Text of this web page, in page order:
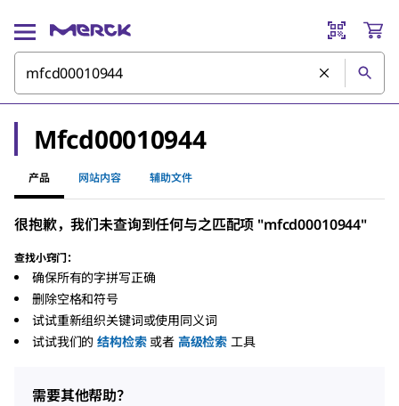
Mfcd00010944
产品 网站内容 辅助文件
很抱歉，我们未查询到任何与之匹配项 "mfcd00010944"
查找小窍门：
确保所有的字拼写正确
删除空格和符号
试试重新组织关键词或使用同义词
试试我们的 结构检索 或者 高级检索 工具
需要其他帮助？